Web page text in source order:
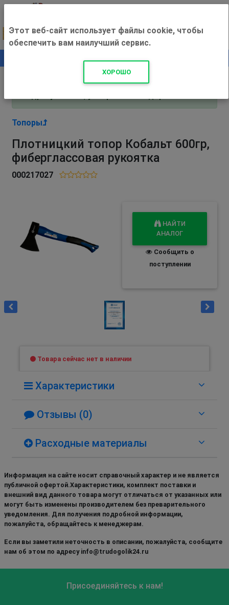
+500 ₽
Внимание! С 3 августа магазин работает по
Топоры
Плотницкий топор Кобальт 600гр,
фиберглассовая рукоятка
000217027
НАЙТИ
АНАЛОГ
Сообщить о
поступлении
Товара сейчас нет в наличии
Характеристики
Отзывы (0)
Расходные материалы
Информация на сайте носит справочный характер и не является
публичной офертой.Характеристики, комплект поставки и
внешний вид данного товара могут отличаться от указанных или
могут быть изменены производителем без преварительного
уведомления. Для получения подробной информации,
пожалуйста, обращайтесь к менеджерам.
Если вы заметили неточность в описании, пожалуйста, сообщите
нам об этом по адресу info@trudogolik24.ru
Присоединяйтесь к нам!
Этот веб-сайт использует файлы cookie, чтобы
обеспечить вам наилучший сервис.
ХОРОШО